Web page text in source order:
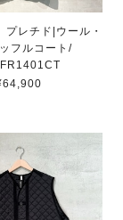
プレチド|ウール・
フルコート/